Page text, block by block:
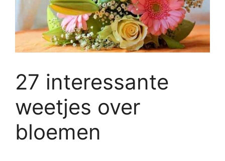
27 interessante
weetjes over
bloemen